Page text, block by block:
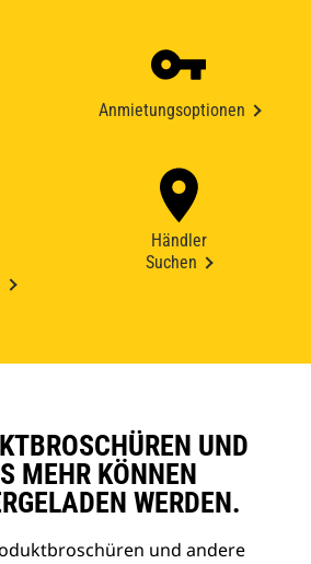
Anmietungsoptionen
Händler
Suchen
UND
MEHR KÖNNEN
WERDEN.
und andere